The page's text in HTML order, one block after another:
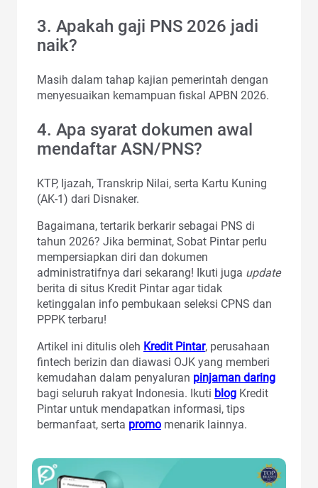
3. Apakah gaji PNS 2026 jadi
naik?
Masih dalam tahap kajian pemerintah dengan
menyesuaikan kemampuan fiskal APBN 2026.
4. Apa syarat dokumen awal
mendaftar ASN/PNS?
KTP, Ijazah, Transkrip Nilai, serta Kartu Kuning
(AK-1) dari Disnaker.
Bagaimana, tertarik berkarir sebagai PNS di
tahun 2026? Jika berminat, Sobat Pintar perlu
mempersiapkan diri dan dokumen
administratifnya dari sekarang! Ikuti juga update
berita di situs Kredit Pintar agar tidak
ketinggalan info pembukaan seleksi CPNS dan
PPPK terbaru!
Artikel ini ditulis oleh Kredit Pintar, perusahaan
fintech berizin dan diawasi OJK yang memberi
kemudahan dalam penyaluran pinjaman daring
bagi seluruh rakyat Indonesia. Ikuti blog Kredit
Pintar untuk mendapatkan informasi, tips
bermanfaat, serta promo menarik lainnya.